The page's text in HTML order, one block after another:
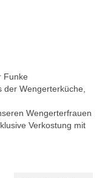
Funke
der Wengerterküche,
Wengerterfrauen
Verkostung mit